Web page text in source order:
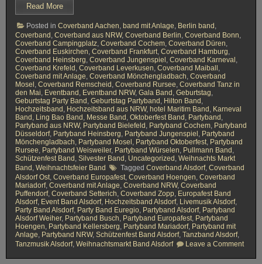
h
z
e
i
t
s
b
a
n
d
G
l
a
u
h
a
u
Read More
Posted in Coverband Aachen, band mit Anlage, Berlin band,
Coverband, Coverband aus NRW, Coverband Berlin, Coverband Bonn,
Coverband Campingplatz, Coverband Cochem, Coverband Düren,
Coverband Euskirchen, Coverband Frankfurt, Coverband Hamburg,
Coverband Heinsberg, Coverband Jungenspiel, Coverband Karneval,
Coverband Krefeld, Coverband Leverkusen, Coverband Maiball,
Coverband mit Anlage, Coverband Mönchengladbach, Coverband
Mosel, Coverband Remscheid, Coverband Rursee, Coverband Tanz in
den Mai, Eventband, Eventband NRW, Gala Band, Geburtstag,
Geburtstag Party Band, Geburtstag Partyband, Hilton Band,
Hochzeitsband, Hochzeitsband aus NRW, hotel Maritim Band, Karneval
Band, Ling Bao Band, Messe Band, Oktoberfest Band, Partyband,
Partyband aus NRW, Partyband Bielefeld, Partyband Cochem, Partyband
Düsseldorf, Partyband Heinsberg, Partyband Jungenspiel, Partyband
Mönchengladbach, Partyband Mosel, Partyband Oktoberfest, Partyband
Rursee, Partyband Weisweiler, Partyband Würselen, Pullmann Band,
Schützenfest Band, Silvester Band, Uncategorized, Weihnachts Markt
Band, Weihnachtsfeier Band Tagged Coverband Alsdorf, Coverband
Alsdorf Ost, Coverband Europafest, Coverband Hoengen, Coverband
Mariadorf, Coverband mit Anlage, Coverband NRW, Coverband
Puffendorf, Coverband Setterich, Coverband Zopp, Europafest Band
Alsdorf, Event Band Alsdorf, Hochzeitsband Alsdorf, Livemusik Alsdorf,
Party Band Alsdorf, Party Band Euregio, Partyband Alsdorf, Partyband
Alsdorf Weiher, Partyband Busch, Partyband Europafest, Partyband
Hoengen, Partyband Kellersberg, Partyband Mariadorf, Partyband mit
Anlage, Partyband NRW, Schützenfest Band Alsdorf, Tanzband Alsdorf,
Tanzmusik Alsdorf, Weihnachtsmarkt Band Alsdorf Leave a Comment
P